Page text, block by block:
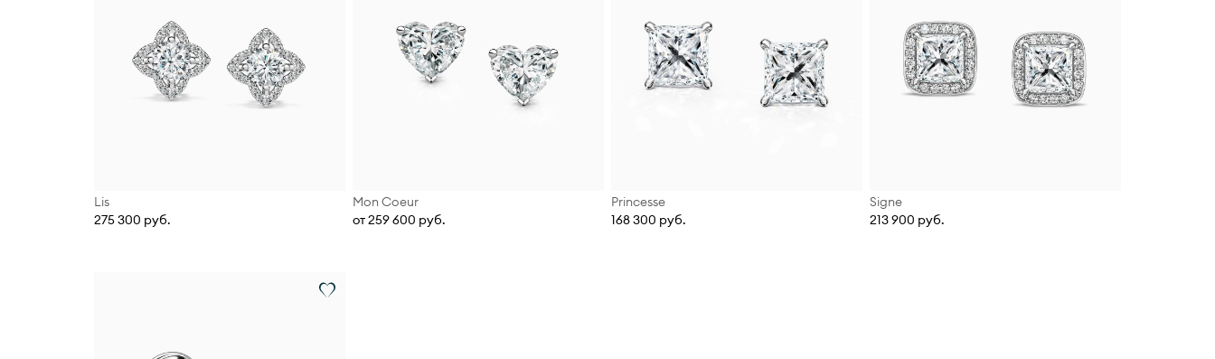
Lis
275 300 руб.
Mon Coeur
от 259 600 руб.
Princesse
168 300 руб.
Signe
213 900 руб.